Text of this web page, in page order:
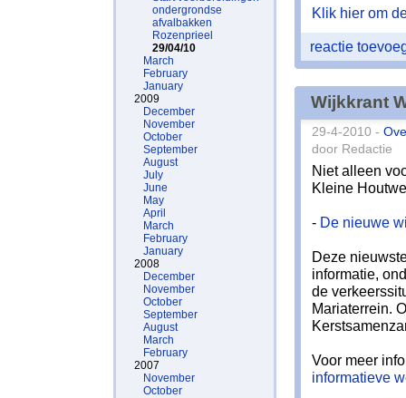
ondergrondse
afvalbakken
Rozenprieel
29/04/10
March
February
January
2009
December
November
October
September
August
July
June
May
April
March
February
January
2008
December
November
October
September
August
March
February
2007
November
October
Klik hier om
reactie
Wijkkrant
29-4-2010 -
door Redactie
Niet alleen
Kleine
- De nieuwe
Deze
informatie,
de
Mariaterrein.
Voor meer
informatieve